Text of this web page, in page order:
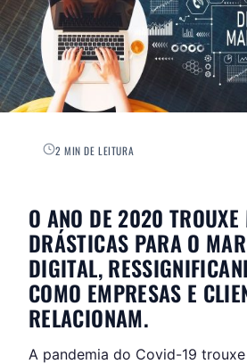
2 MIN DE LEITURA
O ANO DE 2020 TROUXE
DRÁSTICAS PARA O
DIGITAL,
COMO EMPRESAS E
RELACIONAM.
A pandemia do Covid-19